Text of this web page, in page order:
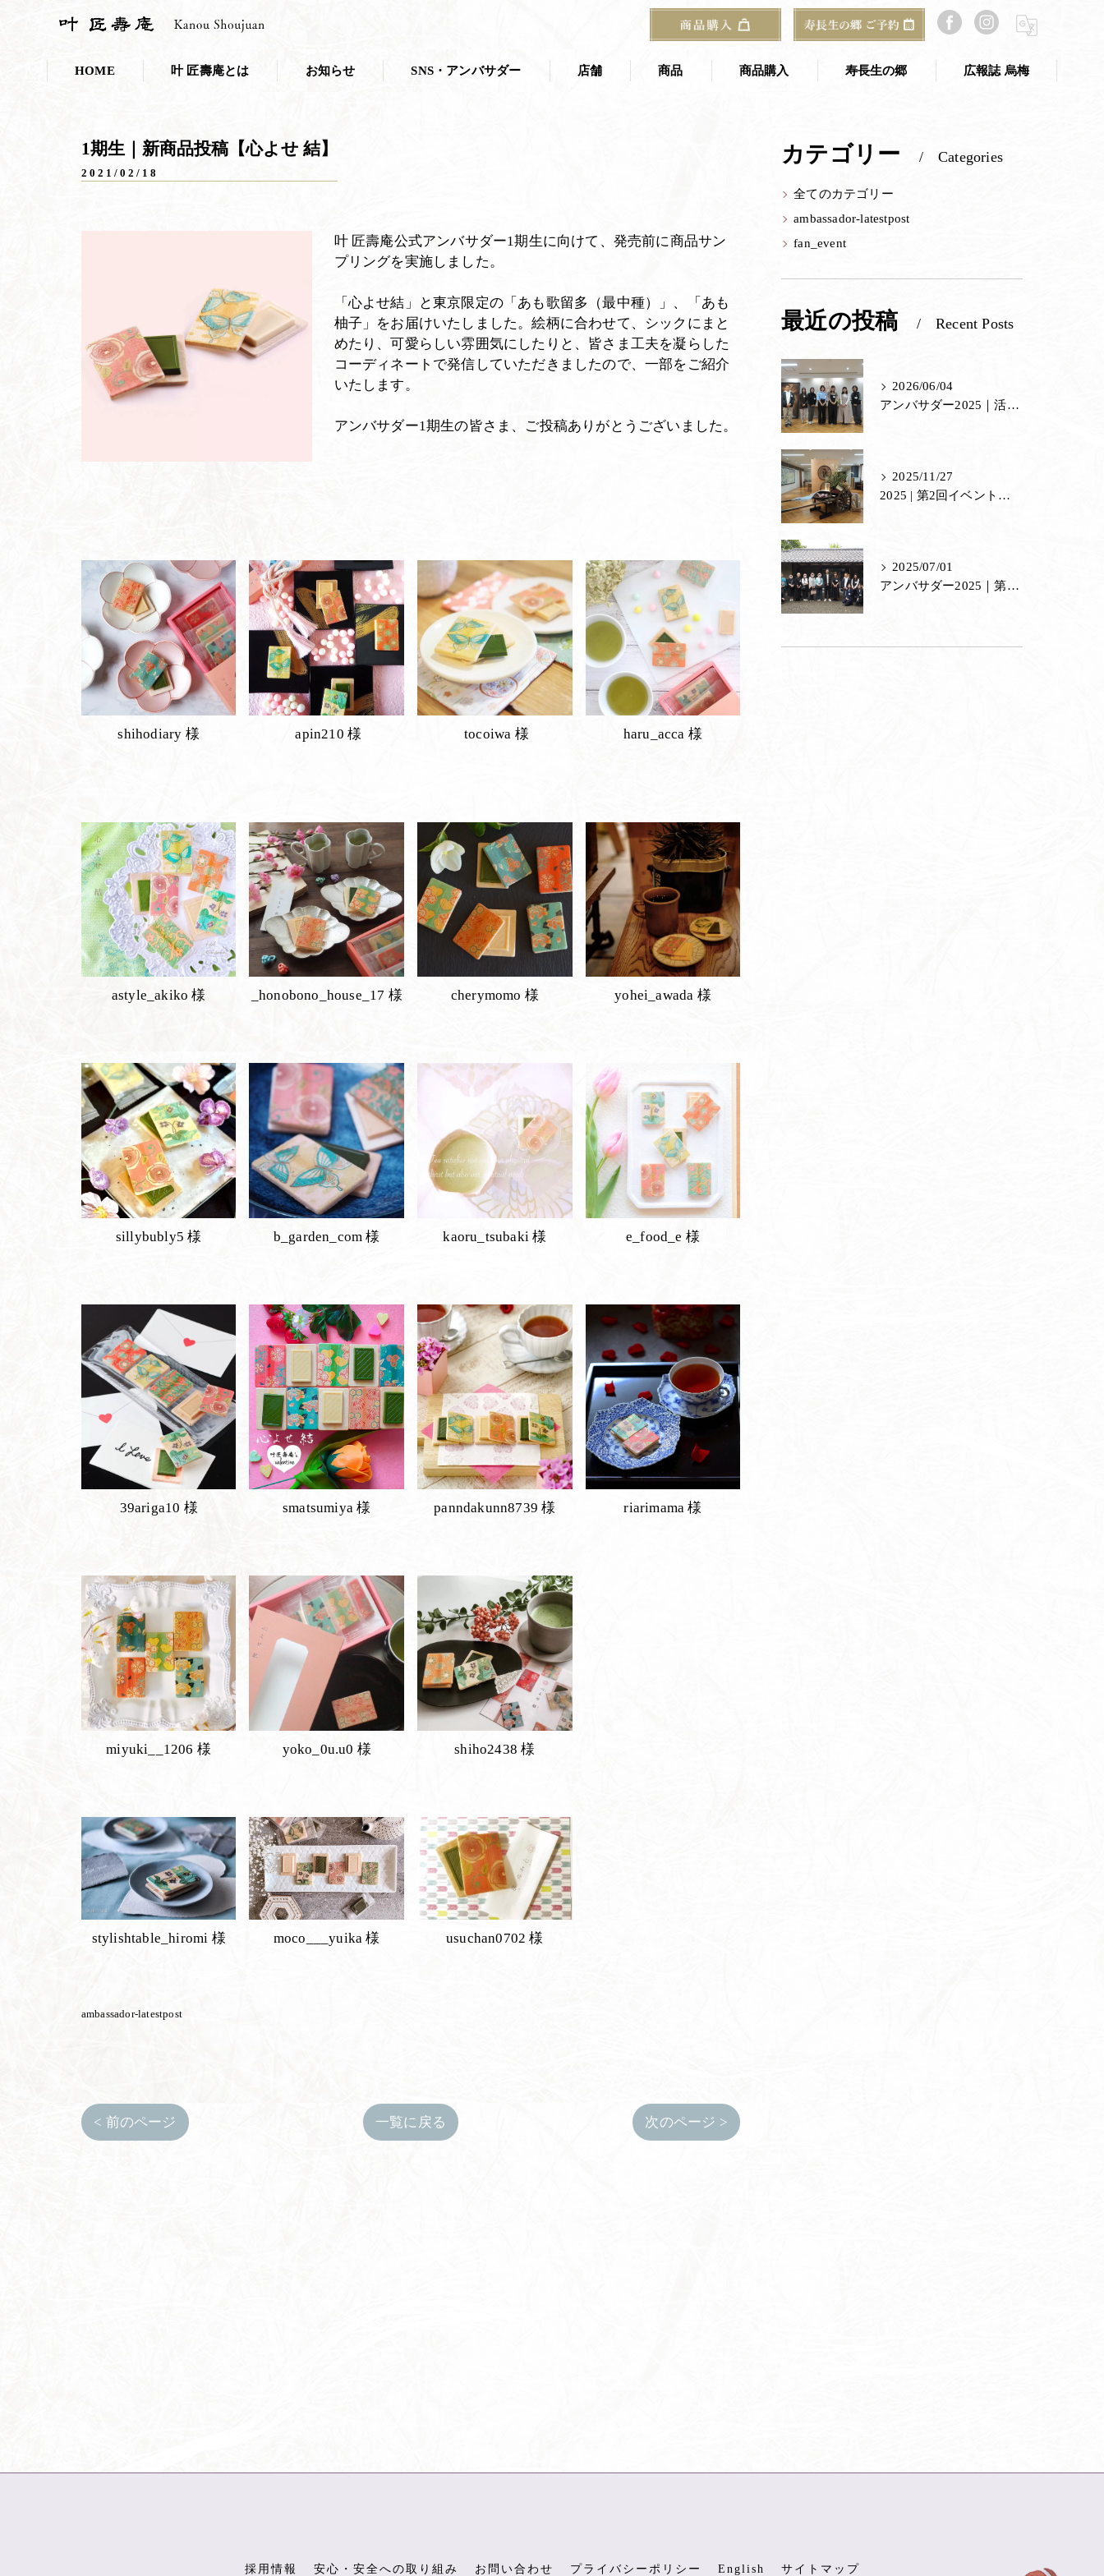
HOME 叶 匠壽庵とは
採用情報
和菓子であなたのキレイを応援します
ニホンミツバチ養蜂
100年の里山づくり
お知らせ
プレスリリース
SNS・アンバサダー 店舗 商品 商品購入 寿長生の郷
寿長生の郷 アクセス
ご予約・お問い合わせ
郷からのお知らせ
Bakery&Café 野坐
総合案内所（古民家）
茶室
里山館／ジェラート
ホール／果子工房
寿長生の郷内 菓子売場
菓子づくりの里山 いろいろと一緒
里山のおはなし
広報誌 烏梅
SNS・アンバサダー アンバサダーのみなさまの活動報告 1期生｜新商品投稿【心よせ 結】
1期生｜新商品投稿【心よせ 結】
2021/02/18
叶 匠壽庵公式アンバサダー1期生に向けて、発売前に商品サン
プリングを実施しました。
「心よせ結」と東京限定の「あも歌留多（最中種）」、「あも
柚子」をお届けいたしました。絵柄に合わせて、シックにまと
めたり、可愛らしい雰囲気にしたりと、皆さま工夫を凝らした
コーディネートで発信していただきましたので、一部をご紹介
いたします。
アンバサダー1期生の皆さま、ご投稿ありがとうございました。
shihodiary 様 apin210 様 tocoiwa 様 haru_acca 様
astyle_akiko 様 _honobono_house_17 様 cherymomo 様 yohei_awada 様
sillybubly5 様 b_garden_com 様 kaoru_tsubaki 様 e_food_e 様
39ariga10 様 smatsumiya 様 panndakunn8739 様 riarimama 様
miyuki__1206 様 yoko_0u.u0 様 shiho2438 様
stylishtable_hiromi 様 moco___yuika 様 usuchan0702 様
ambassador-latestpost
< 前のページ 一覧に戻る 次のページ >
カテゴリー Categories
全てのカテゴリー
ambassador-latestpost
fan_event
最近の投稿 Recent Posts
2026/06/04
アンバサダー2025｜活動修了式・里山づくり体験
2025/11/27
2025 | 第2回イベント「見て、触れて、味わう。あもの秘密」
2025/07/01
アンバサダー2025｜第1回イベント「任命式」
採用情報 安心・安全への取り組み お問い合わせ プライバシーポリシー English サイトマップ